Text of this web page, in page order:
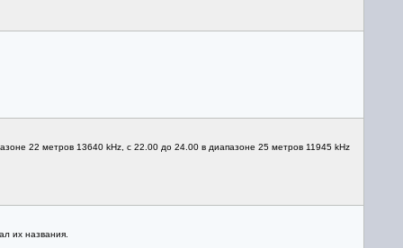
22 метров 13640 kHz, с 22.00 до 24.00 в диапазоне 25 метров 11945 kHz
их названия.